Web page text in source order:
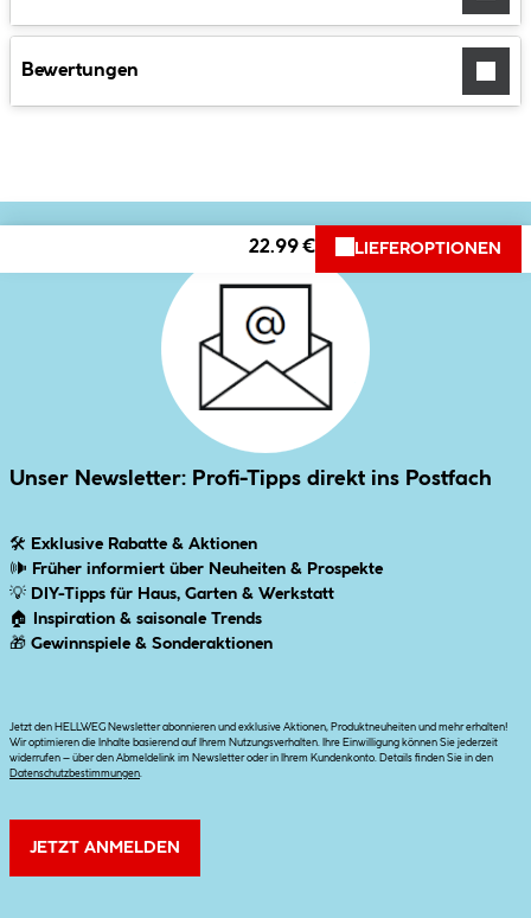
Bewertungen
22.99 € LIEFEROPTIONEN
Unser Newsletter: Profi-Tipps direkt ins Postfach
🛠 Exklusive Rabatte & Aktionen
🕪 Früher informiert über Neuheiten & Prospekte
💡 DIY-Tipps für Haus, Garten & Werkstatt
🏠
Inspiration & saisonale Trends
🎁 Gewinnspiele & Sonderaktionen
Jetzt den HELLWEG Newsletter abonnieren und exklusive Aktionen, Produktneuheiten und mehr erhalten!
Wir optimieren die Inhalte basierend auf Ihrem Nutzungsverhalten. Ihre Einwilligung können Sie jederzeit
widerrufen – über den Abmeldelink im Newsletter oder in Ihrem Kundenkonto. Details finden Sie in den
Datenschutzbestimmungen
JETZT ANMELDEN